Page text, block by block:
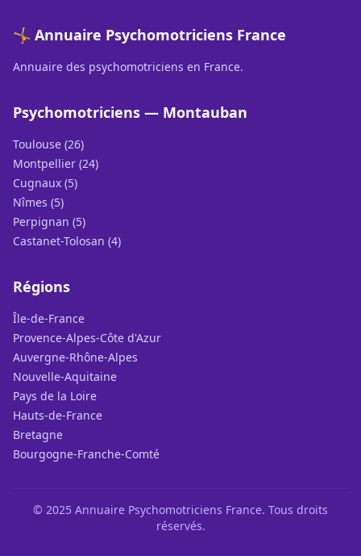
🤸 Annuaire Psychomotriciens France
Annuaire des psychomotriciens en France.
Psychomotriciens — Montauban
Toulouse (26)
Montpellier (24)
Cugnaux (5)
Nîmes (5)
Perpignan (5)
Castanet-Tolosan (4)
Régions
Île-de-France
Provence-Alpes-Côte d'Azur
Auvergne-Rhône-Alpes
Nouvelle-Aquitaine
Pays de la Loire
Hauts-de-France
Bretagne
Bourgogne-Franche-Comté
© 2025 Annuaire Psychomotriciens France. Tous droits
réservés.